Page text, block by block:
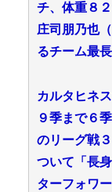
チ、体重８
庄司朋乃也
るチーム最
カルタヒネ
９季まで６
のリーグ戦
ついて「長
ターフォワ